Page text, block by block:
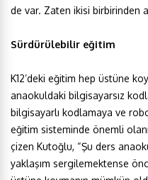
de var. Zaten ikisi birbirinden
Sürdürülebilir eğitim
K12’deki eğitim hep üstüne
anaokuldaki bilgisayarsız
bilgisayarlı kodlamaya ve
eğitim sisteminde önemli
çizen Kutoğlu, “Şu ders
yaklaşım sergilemektense